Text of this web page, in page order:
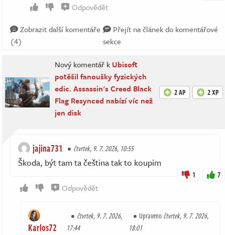
Odpovědět
Zobrazit další komentáře
(4)
Přejít na článek do komentářové
sekce
Nový komentář k Ubisoft
potěšil fanoušky fyzických
edic. Assassin's Creed Black
Flag Resynced nabízí víc než
jen disk
2 AP 2 XP
jajina731 čtvrtek, 9. 7. 2026, 10:55
Škoda, být tam ta čeština tak to koupim
1 7
Odpovědět
Karlos72
čtvrtek, 9. 7. 2026,
17:44
Upravenočtvrtek, 9. 7. 2026,
18:01